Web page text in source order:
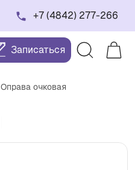
+7 (4842) 277-266
Записаться
Оправа очковая